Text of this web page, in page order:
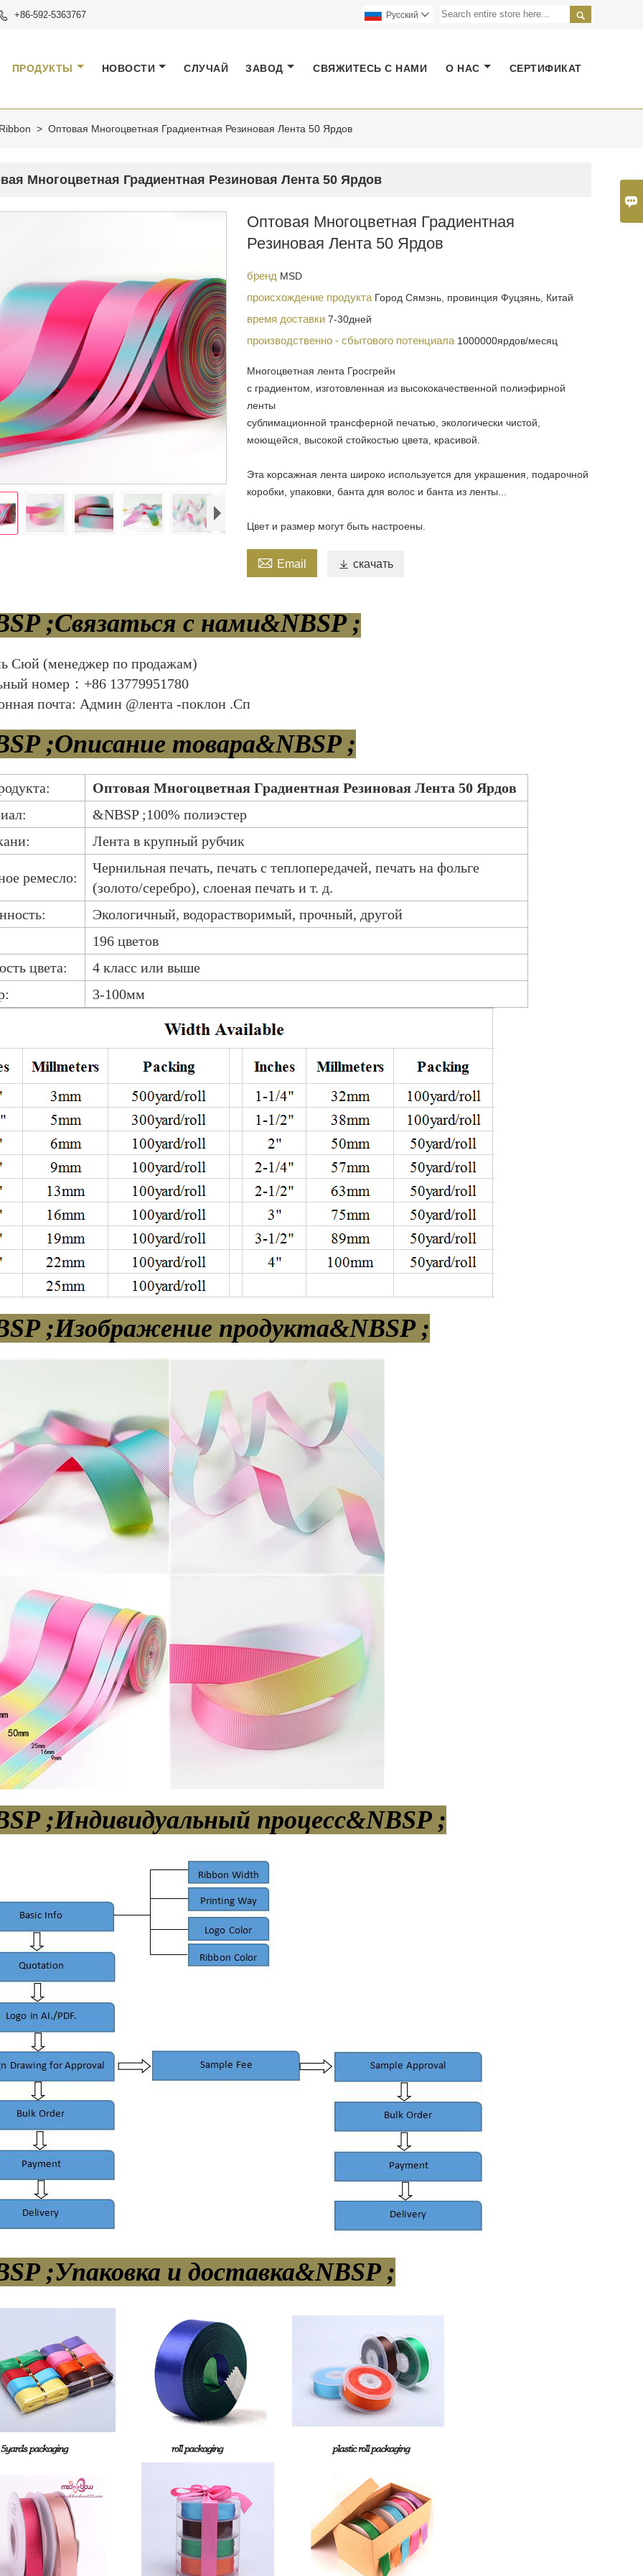

+86-592-5363767 
Pусский 
ПРОДУКТЫ НОВОСТИ СЛУЧАЙ ЗАВОД СВЯЖИТЕСЬ С НАМИ О НАС СЕРТИФИКАТ
> Оптовая Многоцветная Градиентная Резиновая Лента 50 Ярдов
Многоцветная Градиентная Резиновая Лента 50 Ярдов
Оптовая Многоцветная Градиентная
Резиновая Лента 50 Ярдов
бренд MSD
происхождение продукта Город Сямэнь, провинция Фуцзянь, Китай
время доставки7-30дней
производственно - сбытового потенциала 1000000ярдов/месяц
Многоцветная лента Гросгрейн
с градиентом, изготовленная из высококачественной полиэфирной
ленты
сублимационной трансферной печатью, экологически чистой,
моющейся, высокой стойкостью цвета, красивой.
Эта корсажная лента широко используется для украшения, подарочной
коробки, упаковки, банта для волос и банта из ленты...
Цвет и размер могут быть настроены.
 Email  скачать
;Связаться с нами&NBSP ;
Сюй (менеджер по продажам)
номер：+86 13779951780
почта: Админ @лента -поклон .Сп
;Описание товара&NBSP ;
Оптовая Многоцветная Градиентная Резиновая Лента 50 Ярдов
&NBSP ;100% полиэстер
Лента в крупный рубчик
ремесло:
Чернильная печать, печать с теплопередачей, печать на фольге
(золото/серебро), слоеная печать и т. д.
Экологичный, водорастворимый, прочный, другой
196 цветов
цвета:
4 класс или выше
3-100мм
;Изображение продукта&NBSP ;
;Индивидуальный процесс&NBSP ;
;Упаковка и доставка&NBSP ;